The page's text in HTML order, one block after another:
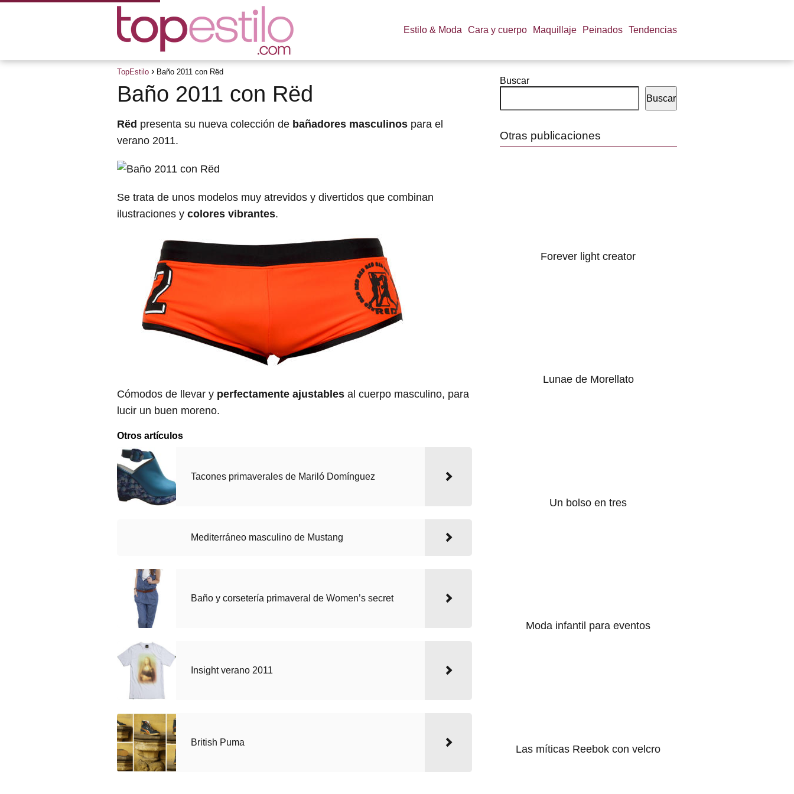
Estilo & Moda Cara y cuerpo Maquillaje Peinados Tendencias
TopEstilo Baño 2011 con Rëd
Baño 2011 con Rëd
Rëd presenta su nueva colección de bañadores masculinos para el
verano 2011.
Se trata de unos modelos muy atrevidos y divertidos que combinan
ilustraciones y colores vibrantes.
Cómodos de llevar y perfectamente ajustables al cuerpo masculino, para
lucir un buen moreno.
Otros artículos
Tacones primaverales de Mariló Domínguez
Mediterráneo masculino de Mustang
Baño y corsetería primaveral de Women’s secret
Insight verano 2011
British Puma
Buscar
Buscar
Otras publicaciones
Forever light creator
Lunae de Morellato
Un bolso en tres
Moda infantil para eventos
Las míticas Reebok con velcro